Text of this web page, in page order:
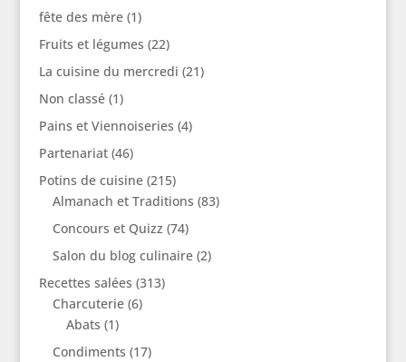
fête des mère(1)
Fruits et légumes (22)
La cuisine du mercredi (21)
Non classé(1)
Pains et Viennoiseries (4)
Partenariat(46)
Potins de cuisine(215)
Almanach et Traditions (83)
Concours et Quizz (74)
Salon du blog culinaire(2)
Recettes salées (313)
Charcuterie(6)
Abats (1)
Condiments (17)